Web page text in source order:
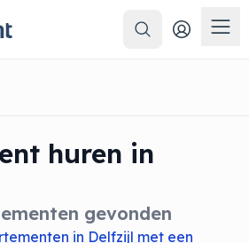
Zoeken
huren in
gevonden
in Delfzijl met een